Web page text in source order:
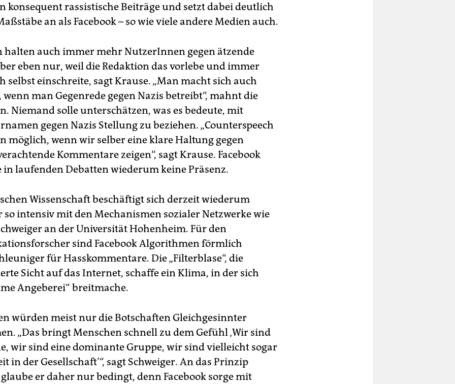
konsequent rassistische Beiträge und setzt dabei deutlich
an als Facebook – so wie viele andere Medien auch.
halten auch immer mehr NutzerInnen gegen ätzende
eben nur, weil die Redaktion das vorlebe und immer
selbst einschreite, sagt Krause. „Man macht sich auch
man Gegenrede gegen Nazis betreibt“, mahnt die
Niemand solle unterschätzen, was es bedeute, mit
gegen Nazis Stellung zu beziehen. „Counterspeech
möglich, wenn wir selber eine klare Haltung gegen
Kommentare zeigen“, sagt Krause. Facebook
in laufenden Debatten wiederum keine Präsenz.
Wissenschaft beschäftigt sich derzeit wiederum
so intensiv mit den Mechanismen sozialer Netzwerke wie
an der Universität Hohenheim. Für den
sind Facebook Algorithmen förmlich
für Hasskommentare. Die „Filterblase“, die
Sicht auf das Internet, schaffe ein Klima, in der sich
Angeberei“ breitmache.
würden meist nur die Botschaften Gleichgesinnter
„Das bringt Menschen schnell zu dem Gefühl ‚Wir sind
wir sind eine dominante Gruppe, wir sind vielleicht sogar
in der Gesellschaft’“, sagt Schweiger. An das Prinzip
er daher nur bedingt, denn Facebook sorge mit